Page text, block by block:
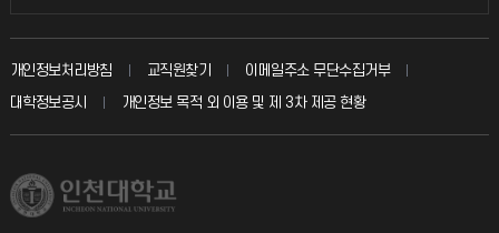
입학안내
취업정보(학생)
칭찬마당
학생서비스 지킴이
총동문회
교수회
교육혁신본부
국제지원과
개인정보처리방침 교직원찾기
이메일주소 무단수집거부
대학정보공시
개인정보 목적 외 이용 및 제 3차 제공 현황